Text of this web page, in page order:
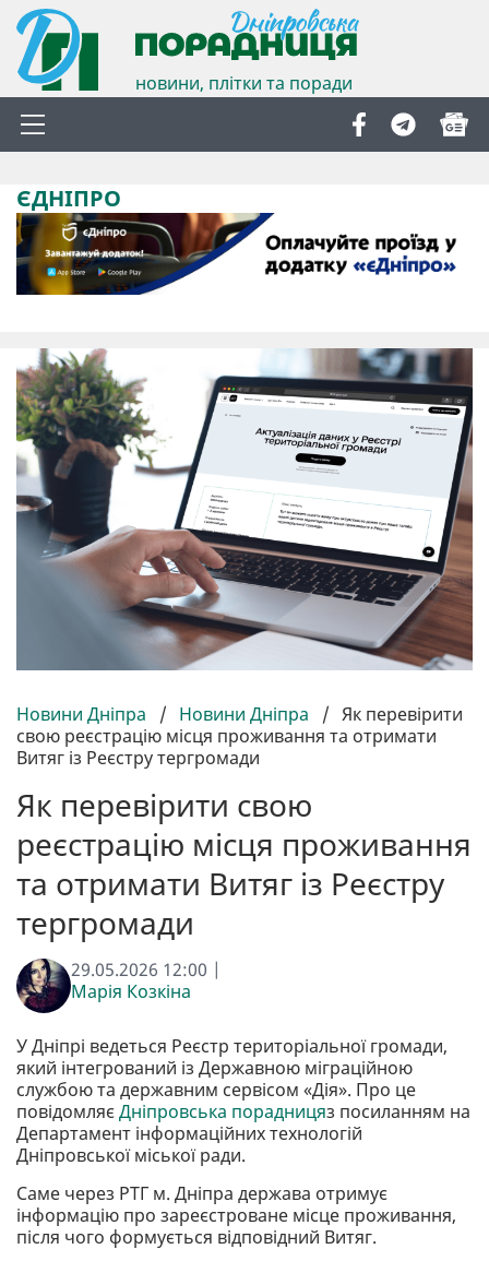
новини, плітки та поради
ЄДНІПРО
Новини Дніпра / Новини Дніпра / Як перевірити
свою реєстрацію місця проживання та отримати
Витяг із Реєстру тергромади
Як перевірити свою
реєстрацію місця проживання
та отримати Витяг із Реєстру
тергромади
29.05.2026 12:00 |
Марія Козкіна
У Дніпрі ведеться Реєстр територіальної громади,
який інтегрований із Державною міграційною
службою та державним сервісом «Дія». Про це
повідомляєДніпровська порадницяз посиланням на
Департамент інформаційних технологій
Дніпровської міської ради.
Саме через РТГ м. Дніпра держава отримує
інформацію про зареєстроване місце проживання,
після чого формується відповідний Витяг.